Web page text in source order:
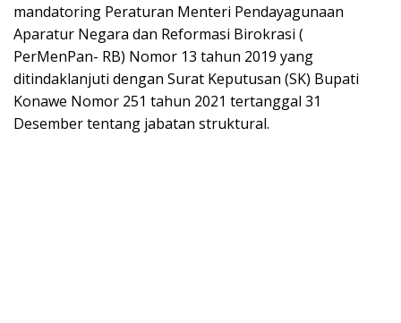
mandatoring Peraturan Menteri Pendayagunaan
Aparatur Negara dan Reformasi Birokrasi (
PerMenPan- RB) Nomor 13 tahun 2019 yang
ditindaklanjuti dengan Surat Keputusan (SK) Bupati
Konawe Nomor 251 tahun 2021 tertanggal 31
Desember tentang jabatan struktural.